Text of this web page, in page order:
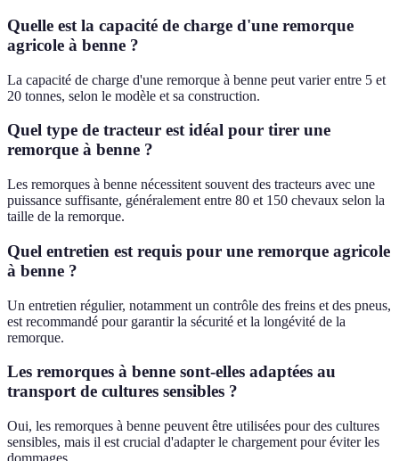
Quelle est la capacité de charge d'une remorque
agricole à benne ?
La capacité de charge d'une remorque à benne peut varier entre 5 et
20 tonnes, selon le modèle et sa construction.
Quel type de tracteur est idéal pour tirer une
remorque à benne ?
Les remorques à benne nécessitent souvent des tracteurs avec une
puissance suffisante, généralement entre 80 et 150 chevaux selon la
taille de la remorque.
Quel entretien est requis pour une remorque agricole
à benne ?
Un entretien régulier, notamment un contrôle des freins et des pneus,
est recommandé pour garantir la sécurité et la longévité de la
remorque.
Les remorques à benne sont-elles adaptées au
transport de cultures sensibles ?
Oui, les remorques à benne peuvent être utilisées pour des cultures
sensibles, mais il est crucial d'adapter le chargement pour éviter les
dommages.